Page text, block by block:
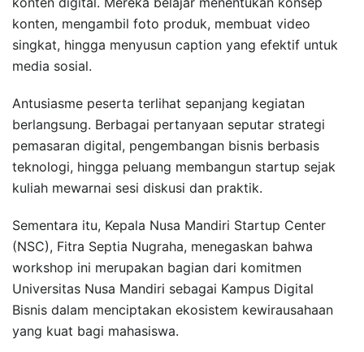
konten, mengambil foto produk, membuat video
singkat, hingga menyusun caption yang efektif untuk
media sosial.
Antusiasme peserta terlihat sepanjang kegiatan
berlangsung. Berbagai pertanyaan seputar strategi
pemasaran digital, pengembangan bisnis berbasis
teknologi, hingga peluang membangun startup sejak
kuliah mewarnai sesi diskusi dan praktik.
Sementara itu, Kepala Nusa Mandiri Startup Center
(NSC), Fitra Septia Nugraha, menegaskan bahwa
workshop ini merupakan bagian dari komitmen
Universitas Nusa Mandiri sebagai Kampus Digital
Bisnis dalam menciptakan ekosistem kewirausahaan
yang kuat bagi mahasiswa.